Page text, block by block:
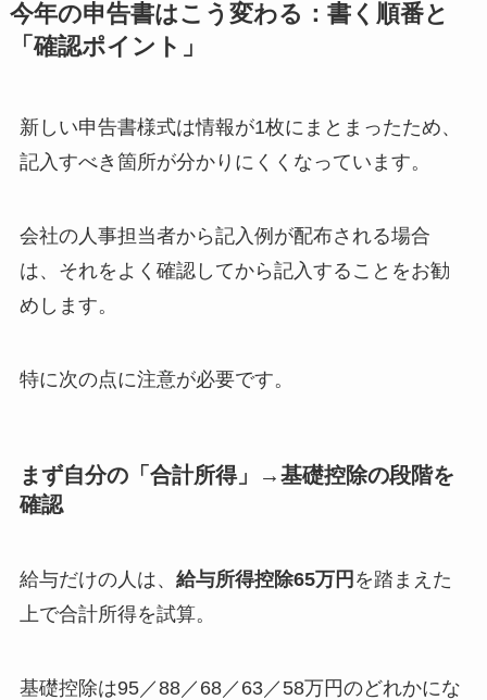
今年の申告書はこう変わる：書く順番と
「確認ポイント」
新しい申告書様式は情報が1枚にまとまったため、
記入すべき箇所が分かりにくくなっています。
会社の人事担当者から記入例が配布される場合
は、それをよく確認してから記入することをお勧
めします。
特に次の点に注意が必要です。
まず自分の「合計所得」→基礎控除の段階を
確認
給与だけの人は、 給与所得控除65万円 を踏まえた
上で合計所得を試算。
基礎控除は95／88／68／63／58万円のどれかにな